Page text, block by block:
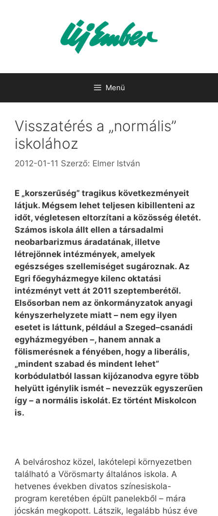
Menü
Visszatérés a „normális”
iskolához
2012-01-11 Szerző: Elmer István
E „korszerűség” tragikus következményeit
látjuk. Mégsem lehet teljesen kibillenteni az
időt, végletesen eltorzítani a közösség életét.
Számos iskola állt ellen a társadalmi
neobarbarizmus áradatának, illetve
létrejönnek intézmények, amelyek
egészséges szellemiséget sugároznak. Az
Egri főegyházmegye kilenc oktatási
intézményt vett át 2011 szeptemberétől.
Elsősorban nem az önkormányzatok anyagi
kényszerhelyzete miatt – nem egy ilyen
esetet is láttunk, például a Szeged–csanádi
egyházmegyében –, hanem annak a
fölismerésnek a fényében, hogy a liberális,
„mindent szabad és mindent lehet”
korbódulatból lassan kijózanodva egyre több
helyütt igénylik ismét – nevezzük egyszerűen
így – a normális iskolát. Ez történt Miskolcon
is.
A belvároshoz közel, lakótelepi környezetben
található a Vörösmarty általános iskola. A
hetvenes években divatos színesiskola-
program keretében épült panelekből – mára
jócskán megkopott. Látszik, legalább húsz éve